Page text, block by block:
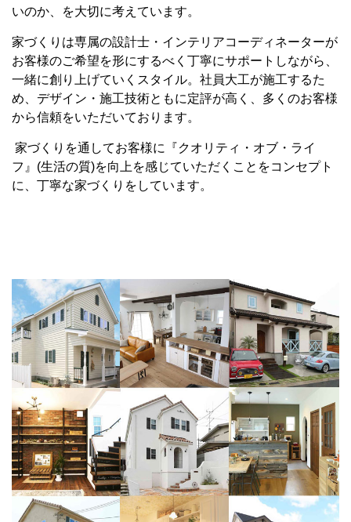
いのか、を大切に考えています。
家づくりは専属の設計士・インテリアコーディネーターが
お客様のご希望を形にするべく丁寧にサポートしながら、
一緒に創り上げていくスタイル。社員大工が施工するた
め、デザイン・施工技術ともに定評が高く、多くのお客様
から信頼をいただいております。
家づくりを通してお客様に『クオリティ・オブ・ライ
フ』(生活の質)を向上を感じていただくことをコンセプト
に、丁寧な家づくりをしています。